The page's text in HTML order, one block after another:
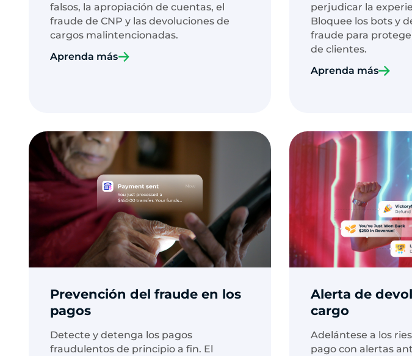
falsos, la apropiación de cuentas, el
fraude de CNP y las devoluciones de
cargos malintencionadas.
Aprenda más
perjudicar la
Bloquee los bots y
fraude para
de clientes.
Aprenda más
Prevención del fraude en los
pagos
Detecte y detenga los pagos
fraudulentos de principio a fin. El
Alerta de
cargo
Adelántese a los
pago con alertas